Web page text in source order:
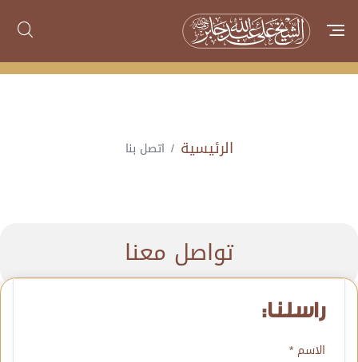
الرئيسية اتصل بنا
تواصل معنا
راسلنا:
الاسم *